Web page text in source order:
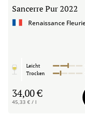
Sancerre Pur2022
Leicht
Trocken
34,00 €
45,33 € / l